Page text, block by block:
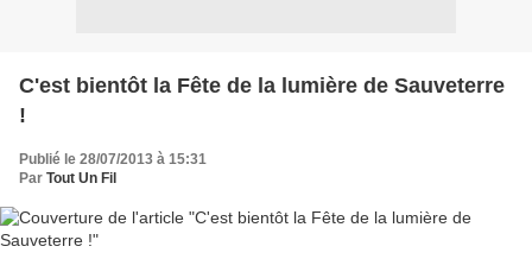
C'est bientôt la Fête de la lumière de Sauveterre
!
Publié le 28/07/2013 à 15:31
Par Tout Un Fil